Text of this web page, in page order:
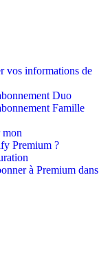
vos informations de
Duo
Famille
mon
Premium ?
à Premium dans